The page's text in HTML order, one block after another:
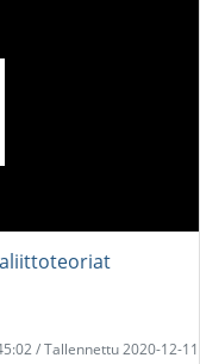
/ Tallennettu 2020-12-11